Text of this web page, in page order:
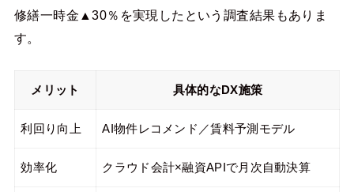
修繕一時金▲30％を実現したという調査結果もありま
す。
メリット 具体的なDX施策
利回り向上 AI物件レコメンド／賃料予測モデル
効率化 クラウド会計×融資APIで月次自動決算